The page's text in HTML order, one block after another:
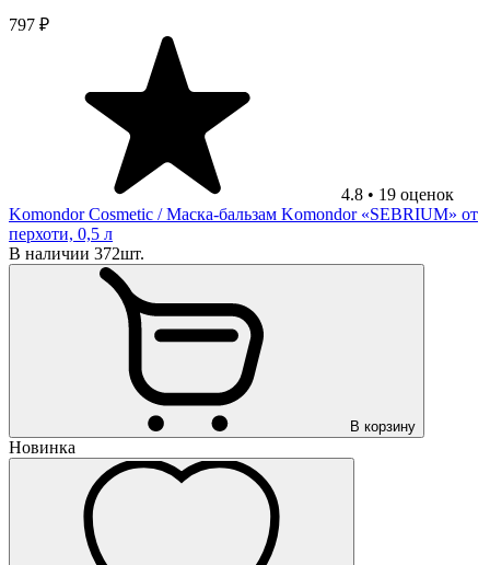
797 ₽
4.8 • 19 оценок
Komondor Cosmetic / Маска-бальзам Komondor «SEBRIUM» от
перхоти, 0,5 л
В наличии 372шт.
В корзину
Новинка